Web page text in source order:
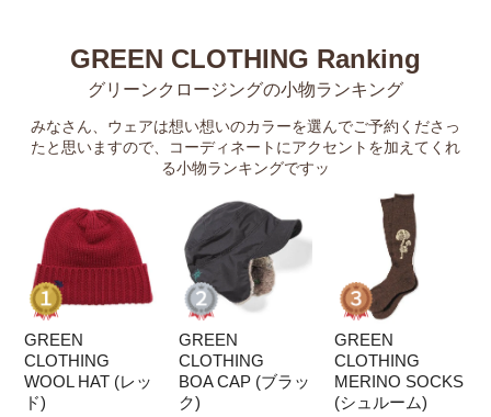
GREEN CLOTHING Ranking
グリーンクロージングの小物ランキング
みなさん、ウェアは想い想いのカラーを選んでご予約くださっ
たと思いますので、コーディネートにアクセントを加えてくれ
る小物ランキングですッ
GREEN
CLOTHING
WOOL HAT (レッ
ド)
GREEN
CLOTHING
BOA CAP (ブラッ
ク)
GREEN
CLOTHING
MERINO SOCKS
(シュルーム)